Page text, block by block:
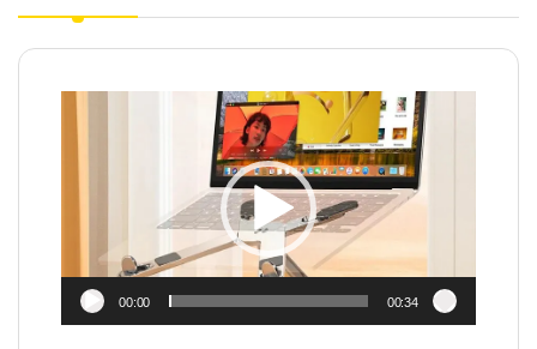
Player
00:00 00:34